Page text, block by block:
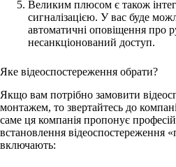
Великим плюсом є також
сигналізацією. У вас буде
автоматичні оповіщення про
несанкціонований доступ.
Яке відеоспостереження обрати?
Якщо вам потрібно замовити
монтажем, то звертайтесь до
саме ця компанія пропонує
встановлення відеоспостереження
включають: